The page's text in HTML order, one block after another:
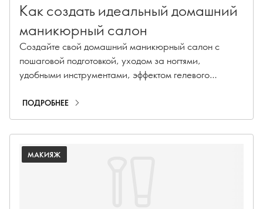
Как создать идеальный домашний
маникюрный салон
Создайте свой домашний маникюрный салон с
пошаговой подготовкой, уходом за ногтями,
удобными инструментами, эффектом гелевого
ПОДРОБНЕЕ
МАКИЯЖ